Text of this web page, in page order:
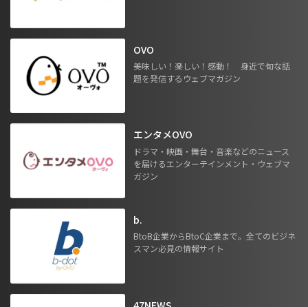
OVO
美味しい！楽しい！感動！ 身近で旬な話
題を発信するウェブマガジン
エンタメOVO
ドラマ・映画・舞台・音楽などのニュース
を届けるエンターテインメント・ウェブマ
ガジン
b.
BtoB企業からBtoC企業まで。全てのビジネ
スマン必見の情報サイト